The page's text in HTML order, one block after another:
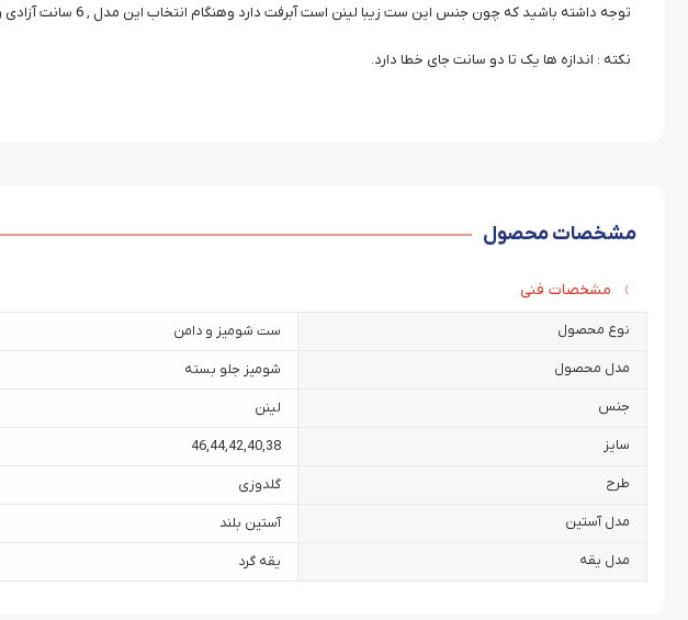
توجه داشته باشید که چون جنس این ست زیبا لینن است آبرفت دارد وهنگام انتخاب این مدل , 6 سانت آزادی را در نظر داشته باشید
نکته : اندازه ها یک تا دو سانت جای خطا دارد.
مشخصات محصول
مشخصات فنی
نوع محصول ست شومیز و دامن
مدل محصول شومیز جلو بسته
جنس لینن
سایز 38
,
40
,
42
,
44
,
46
طرح گلدوزی
مدل آستین آستین بلند
مدل یقه یقه گرد